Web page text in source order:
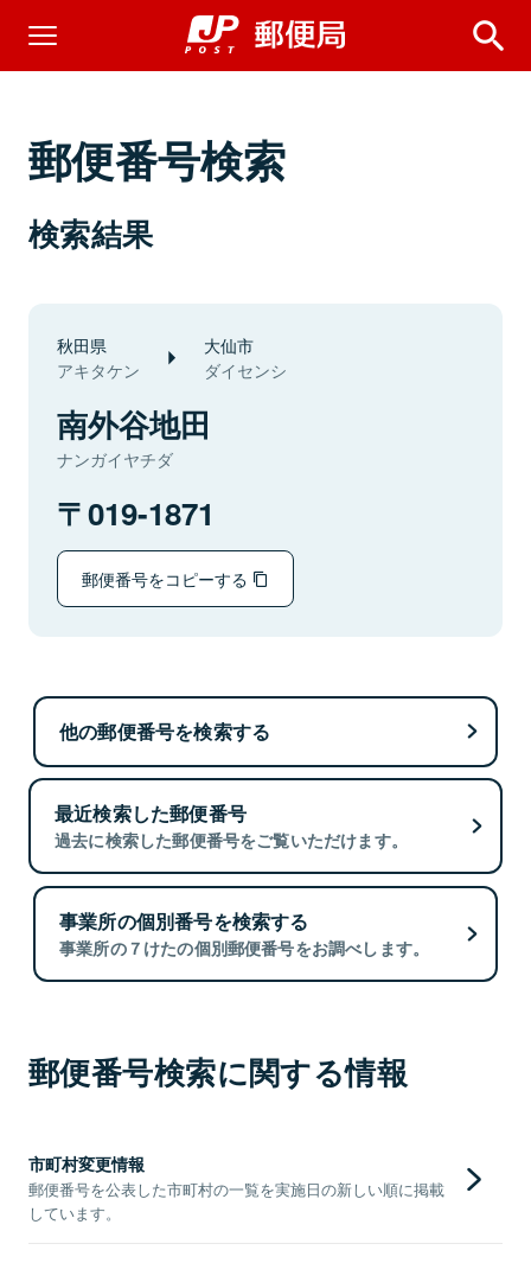
郵便番号検索
検索結果
秋田県
アキタケン
大仙市
ダイセンシ
南外谷地田
ナンガイヤチダ
019-1871
郵便番号をコピーする
他の郵便番号を検索する
最近検索した郵便番号
過去に検索した郵便番号をご覧いただけます。
事業所の個別番号を検索する
事業所の７けたの個別郵便番号をお調べします。
郵便番号検索に関する情報
市町村変更情報
郵便番号を公表した市町村の一覧を実施日の新しい順に掲載
しています。